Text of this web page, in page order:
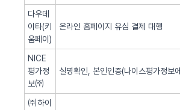
다우데
이타(키
움페이)
온라인 홈페이지 유심 결제 대행
NICE
평가정
보㈜
실명확인, 본인인증(나이스평가정보
㈜하이